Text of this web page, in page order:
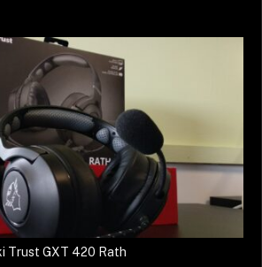
Trust GXT 420 Rath